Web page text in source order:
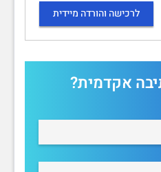
לרכישה והורדה מיידית
אקדמית?